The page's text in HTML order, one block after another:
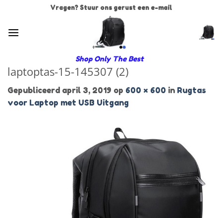
inhoud
Vragen? Stuur ons gerust een e-mail
Shop Only The Best
laptoptas-15-145307 (2)
Gepubliceerd april 3, 2019 op 600 × 600 in Rugtas
voor Laptop met USB Uitgang